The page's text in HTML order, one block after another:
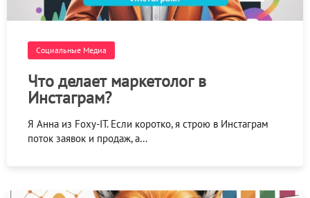
Социальные Медиа
Что делает маркетолог в
Инстаграм?
Я Анна из Foxy-IT. Если коротко, я строю в Инстаграм
поток заявок и продаж, а…